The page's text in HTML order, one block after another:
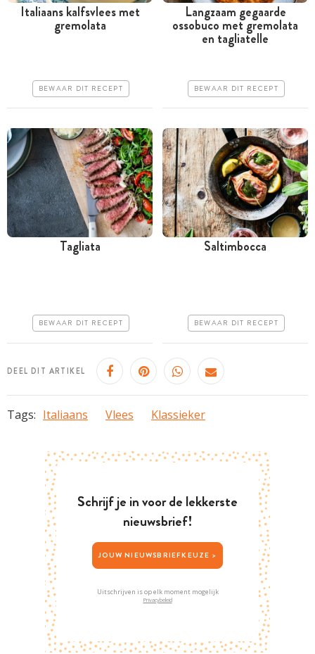
Meer dan 1 uur
Makkelijk
Italiaans kalfsvlees met
gremolata
BEWAAR DIT RECEPT
Meer dan 1 uur
Erg makkelijk
Langzaam gegaarde
ossobuco met gremolata
en tagliatelle
BEWAAR DIT RECEPT
Erg makkelijk
Tagliata
BEWAAR DIT RECEPT Erg makkelijk
Saltimbocca
BEWAAR DIT RECEPT
DEEL DIT ARTIKEL
Tags: Italiaans Vlees Klassieker
Schrijf je in voor de lekkerste
nieuwsbrief!
JOUW NIEUWSBRIEFKEUZE >
Uitschrijven is op elk moment mogelijk
Privacybeleid